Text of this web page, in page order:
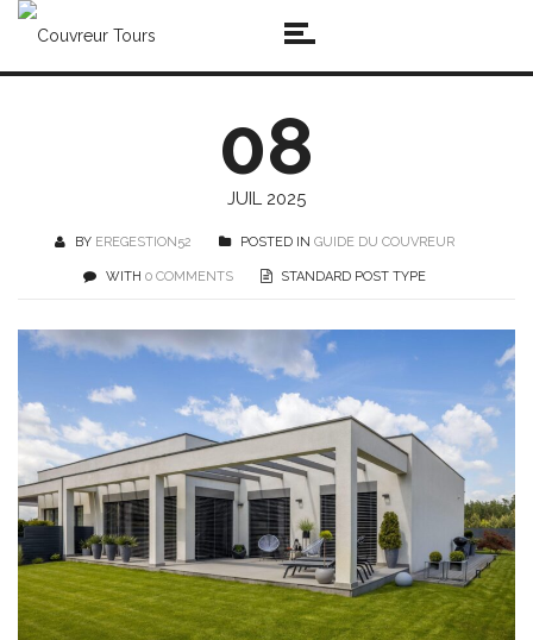
08
JUIL 2025
BY EREGESTION52 POSTED IN GUIDE DU COUVREUR
WITH 0 COMMENTS STANDARD POST TYPE